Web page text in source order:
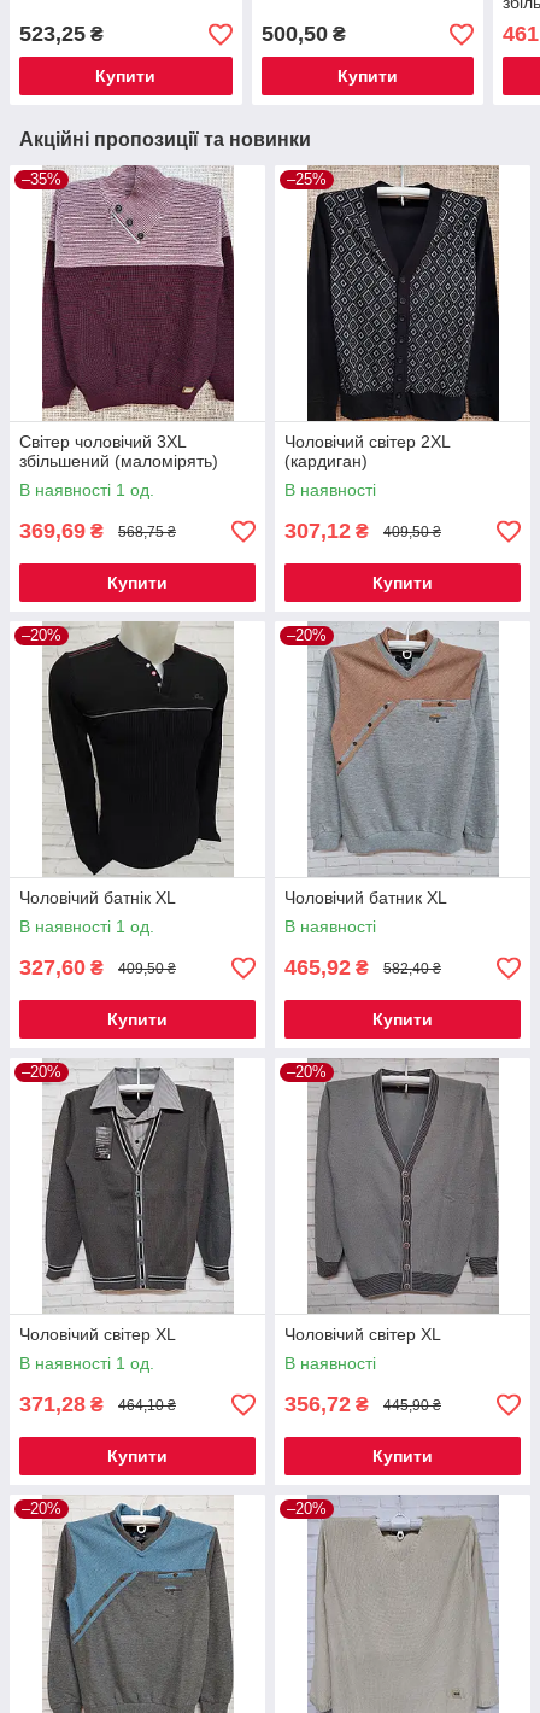
523,25 ₴
Купити
500,50₴
Купити
Акційні пропозиції та новинки
–35%
Світер чоловічий 3XL
збільшений (маломірять)
В наявності 1 од.
369,69 ₴ 568,75 ₴
Купити
–25%
Чоловічий світер 2XL
(кардиган)
В наявності
307,12 ₴ 409,50 ₴
Купити
–20%
Чоловічий батнік XL
В наявності 1 од.
327,60 ₴ 409,50 ₴
Купити
–20%
Чоловічий батник XL
В наявності
465,92 ₴ 582,40 ₴
Купити
–20%
Чоловічий світер XL
В наявності 1 од.
371,28 ₴ 464,10 ₴
Купити
–20%
Чоловічий світер XL
В наявності
356,72 ₴ 445,90 ₴
Купити
–20% –20%